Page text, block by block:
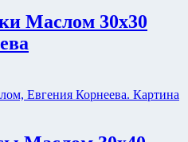
Маслом 30х30